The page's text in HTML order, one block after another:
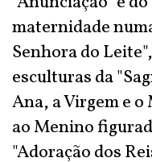
maternidade
Senhora do
esculturas da
Ana, a Virgem e
ao Menino
"Adoração dos